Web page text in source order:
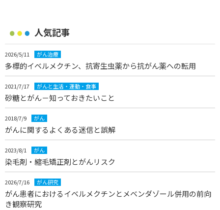
人気記事
2026/5/11 がん治療
多標的イベルメクチン、抗寄生虫薬から抗がん薬への転用
2021/7/17 がんと生活・運動・食事
砂糖とがん－知っておきたいこと
2018/7/9 がん
がんに関するよくある迷信と誤解
2023/8/1 がん
染毛剤・縮毛矯正剤とがんリスク
2026/7/16 がん研究
がん患者におけるイベルメクチンとメベンダゾール併用の前向
き観察研究